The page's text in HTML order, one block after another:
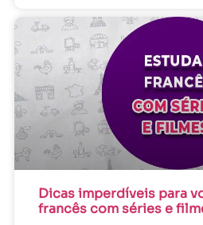
Dicas imperdíveis para
francês com séries e